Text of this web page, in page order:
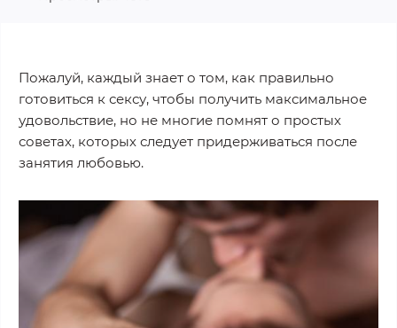
Пожалуй, каждый знает о том, как правильно
готовиться к сексу, чтобы получить максимальное
удовольствие, но не многие помнят о простых
советах, которых следует придерживаться после
занятия любовью.